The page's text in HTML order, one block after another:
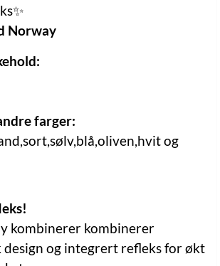
Norway
farger:
og
kombinerer kombinerer
og integrert refleks for økt